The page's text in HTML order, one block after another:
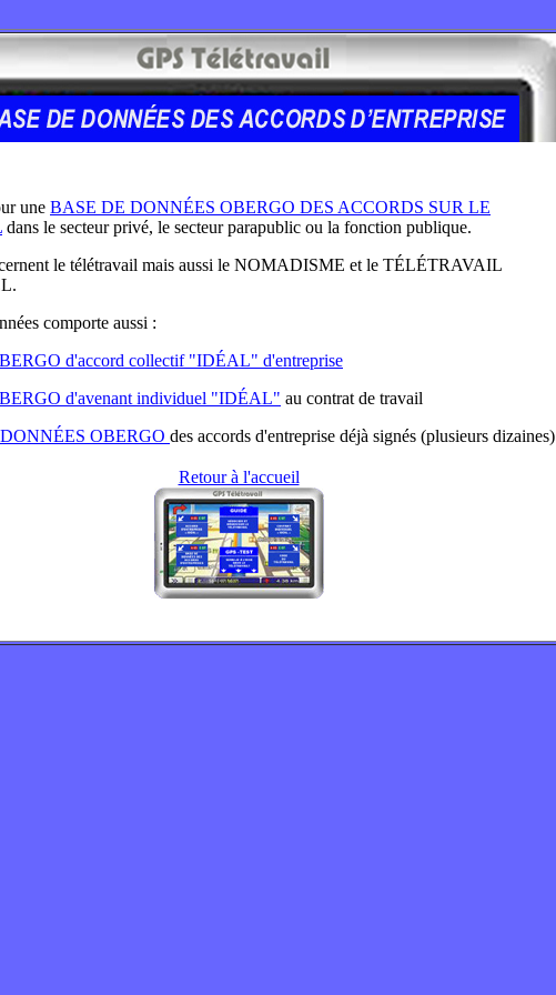
une BASE DE DONNÉES OBERGO DES ACCORDS SUR LE
dans le secteur privé, le secteur parapublic ou la fonction publique.
le télétravail mais aussi le NOMADISME et le TÉLÉTRAVAIL
comporte aussi :
d'accord collectif "IDÉAL" d'entreprise
d'avenant individuel "IDÉAL" au contrat de travail
OBERGO des accords d'entreprise déjà signés (plusieurs dizaines)
Retour à l'accueil